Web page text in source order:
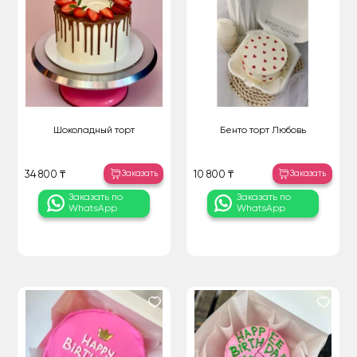
Шоколадный торт
34 800 ₸ Заказать
Заказать по
WhatsApp
Бенто торт Любовь
10 800 ₸ Заказать
Заказать по
WhatsApp